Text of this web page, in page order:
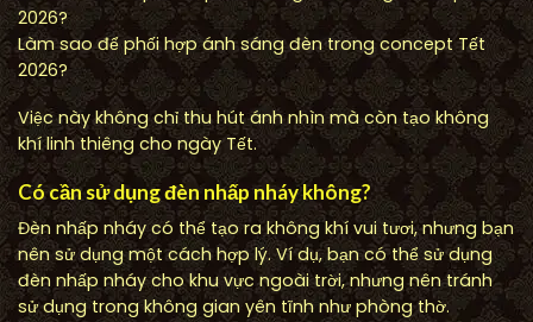
Làm sao để phối hợp ánh sáng đèn trong concept Tết
2026?
Việc này không chỉ thu hút ánh nhìn mà còn tạo không
khí linh thiêng cho ngày Tết.
Có cần sử dụng đèn nhấp nháy không?
Đèn nhấp nháy có thể tạo ra không khí vui tươi, nhưng bạn
nên sử dụng một cách hợp lý. Ví dụ, bạn có thể sử dụng
đèn nhấp nháy cho khu vực ngoài trời, nhưng nên tránh
sử dụng trong không gian yên tĩnh như phòng thờ.